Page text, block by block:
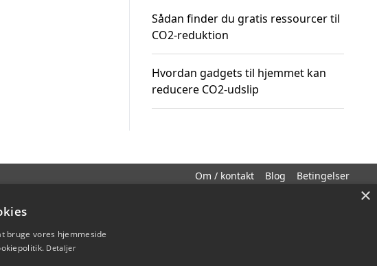
Sådan finder du gratis ressourcer til
CO2-reduktion
Hvordan gadgets til hjemmet kan
reducere CO2-udslip
Om / kontakt Blog Betingelser
×
bruge vores hjemmeside
Detaljer